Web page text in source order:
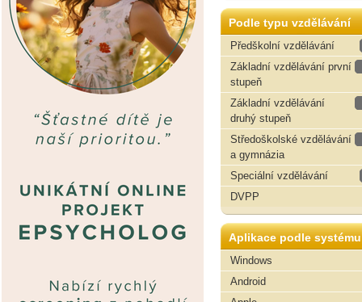
Podle typu vzdělávání
Předškolní vzdělávání
Základní vzdělávání první
stupeň
Základní vzdělávání
druhý stupeň
Středoškolské vzdělávání
a gymnázia
Speciální vzdělávání
DVPP
Aplikace podle systému
Windows
Android